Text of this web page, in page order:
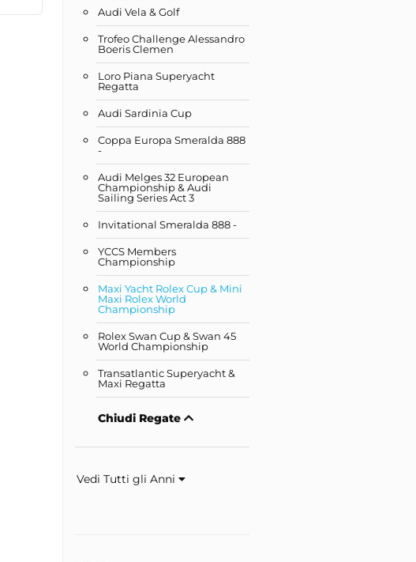
Audi Vela & Golf
Trofeo Challenge Alessandro
Boeris Clemen
Loro Piana Superyacht
Regatta
Audi Sardinia Cup
Coppa Europa Smeralda 888
-
Audi Melges 32 European
Championship & Audi
Sailing Series Act 3
Invitational Smeralda 888 -
YCCS Members
Championship
Maxi Yacht Rolex Cup & Mini
Maxi Rolex World
Championship
Rolex Swan Cup & Swan 45
World Championship
Transatlantic Superyacht &
Maxi Regatta
Chiudi Regate
Vedi Tutti gli Anni